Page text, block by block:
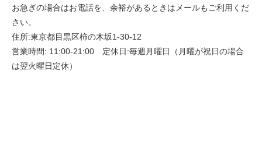
特集
メディア
お急ぎの場合はお電話を、余裕があるときはメールもご利用くだ
さい。
住所:東京都目黒区柿の木坂1-30-12
営業時間: 11:00-21:00 定休日:毎週月曜日（月曜が祝日の場合
は翌火曜日定休）